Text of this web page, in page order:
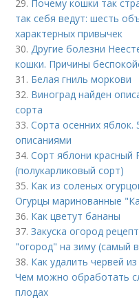
29. Почему кошки так
так себя ведут: шесть
характерных привычек
30.Другие болезни
кошки. Причины
31. Белая гниль моркови
32. Виноград найден
сорта
33.Сорта осенних
описаниями
34.Сорт яблони красный
(полукарликовый сорт)
35. Как из соленых
Огурцы маринованные
36. Как цветут бананы
37.Закуска огород
"огород" на зиму (самый
38. Как удалить червей
Чем можно обработать
плодах